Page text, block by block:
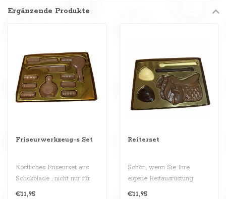
Ergänzende Produkte
Friseurwerkzeug-s Set
Köstliches Friseurset aus
Schokolade , nicht nur für
Ihren Lieblingsfriseur . ..
€11,95
Reiterset
Schön, wenn Sie Ihre
eigene Reitausrüstung
haben. Ihre eigene Peitsche,
€11,95